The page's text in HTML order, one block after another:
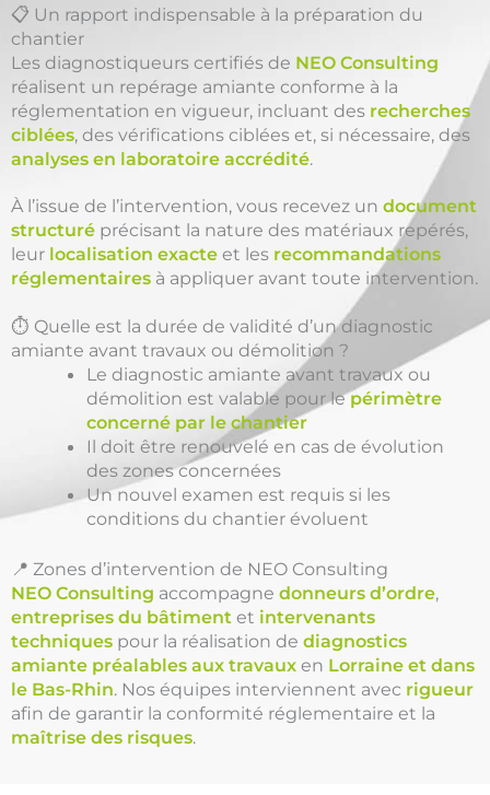
📋 Un rapport indispensable à la préparation du
chantier
Les diagnostiqueurs certifiés de NEO Consulting
réalisent un repérage amiante conforme à la
réglementation en vigueur, incluant des recherches
ciblées, des vérifications ciblées et, si nécessaire, des
analyses en laboratoire accrédité.
À l’issue de l’intervention, vous recevez un document
structuré précisant la nature des matériaux repérés,
leur localisation exacte et les recommandations
réglementaires à appliquer avant toute intervention.
⏱️ Quelle est la durée de validité d’un diagnostic
amiante avant travaux ou démolition ?
Le diagnostic amiante avant travaux ou
démolition est valable pour lepérimètre
concerné par le chantier
Il doit être renouvelé en cas de évolution
des zones concernées
Un nouvel examen est requis si les
conditions du chantier évoluent
📍 Zones d’intervention de NEO Consulting
NEO Consulting accompagne donneurs d’ordre,
entreprises du bâtiment et intervenants
techniques pour la réalisation de diagnostics
amiante préalables aux travaux en Lorraine et dans
le Bas-Rhin. Nos équipes interviennent avec rigueur
afin de garantir la conformité réglementaire et la
maîtrise des risques.